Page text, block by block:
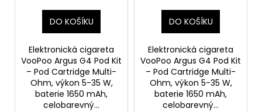
DO KOŠÍKU
Elektronická cigareta
VooPoo Argus G4 Pod Kit
– Pod Cartridge Multi-
Ohm, výkon 5-35 W,
baterie 1650 mAh,
celobarevný...
DO KOŠÍKU
Elektronická cigareta
VooPoo Argus G4 Pod Kit
– Pod Cartridge Multi-
Ohm, výkon 5-35 W,
baterie 1650 mAh,
celobarevný...